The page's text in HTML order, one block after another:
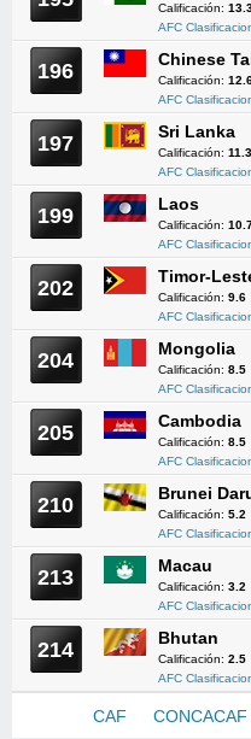
Calificación:
AFC
196 Chinese
Calificación:
AFC
197 Sri Lanka
Calificación: 11.3
AFC
199 Laos
Calificación:
AFC
202 Timor-
Calificación: 9.6
AFC
204 Mongolia
Calificación: 8.5
AFC
205 Cambodia
Calificación: 8.5
AFC
210 Brunei
Calificación: 5.2
AFC
213 Macau
Calificación: 3.2
AFC
214 Bhutan
Calificación: 2.5
AFC
CAF CONCACAF